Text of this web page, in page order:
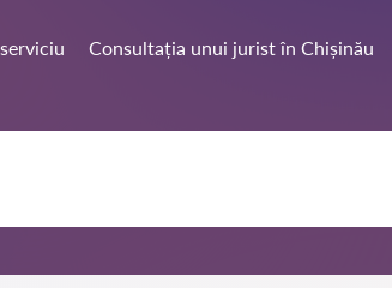
Consultația unui jurist în Chișinău